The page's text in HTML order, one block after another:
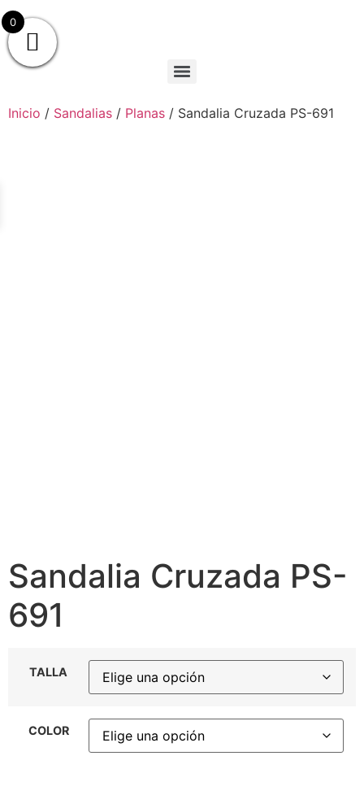
Inicio / Sandalias / Planas / Sandalia Cruzada PS-691
Sandalia Cruzada PS-
691
TALLA
COLOR
0